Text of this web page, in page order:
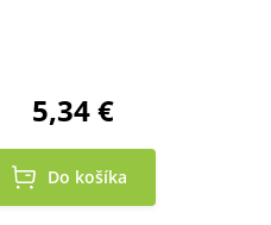
5,34 €
Do košíka